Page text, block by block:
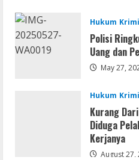
Serialers
MATLAB
Premium
Serialers
Ableton
10 (x32x64)
Hukum
Polisi
Uang dan
May 27,
Hukum
Kurang
Diduga
Kerjanya
August 27,